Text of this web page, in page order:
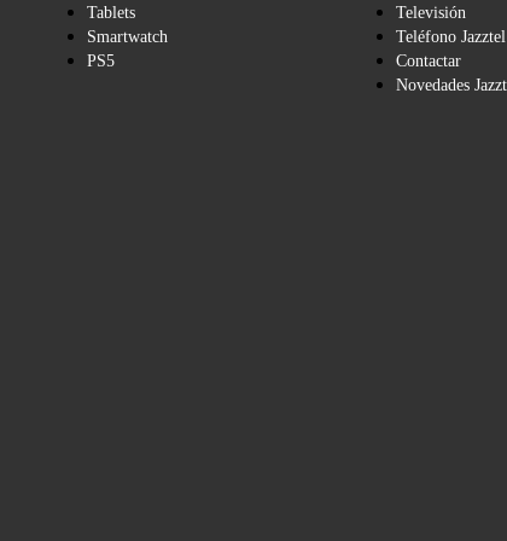
Tablets
Smartwatch
PS5
Televisión
Teléfono Jazztel
Contactar
Novedades